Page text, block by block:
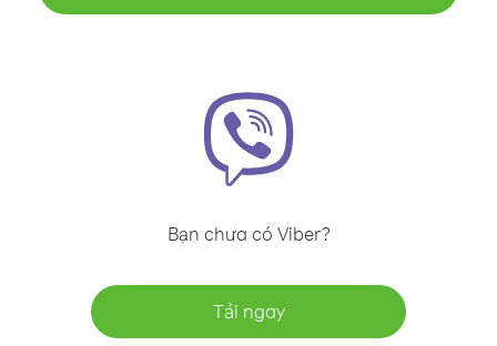
Bạn chưa có Viber?
Tải ngay